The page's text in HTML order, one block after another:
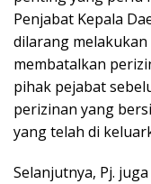
Penjabat Kepala
dilarang
membatalkan
pihak pejabat
perizinan yang
yang telah di
Selanjutnya, Pj.